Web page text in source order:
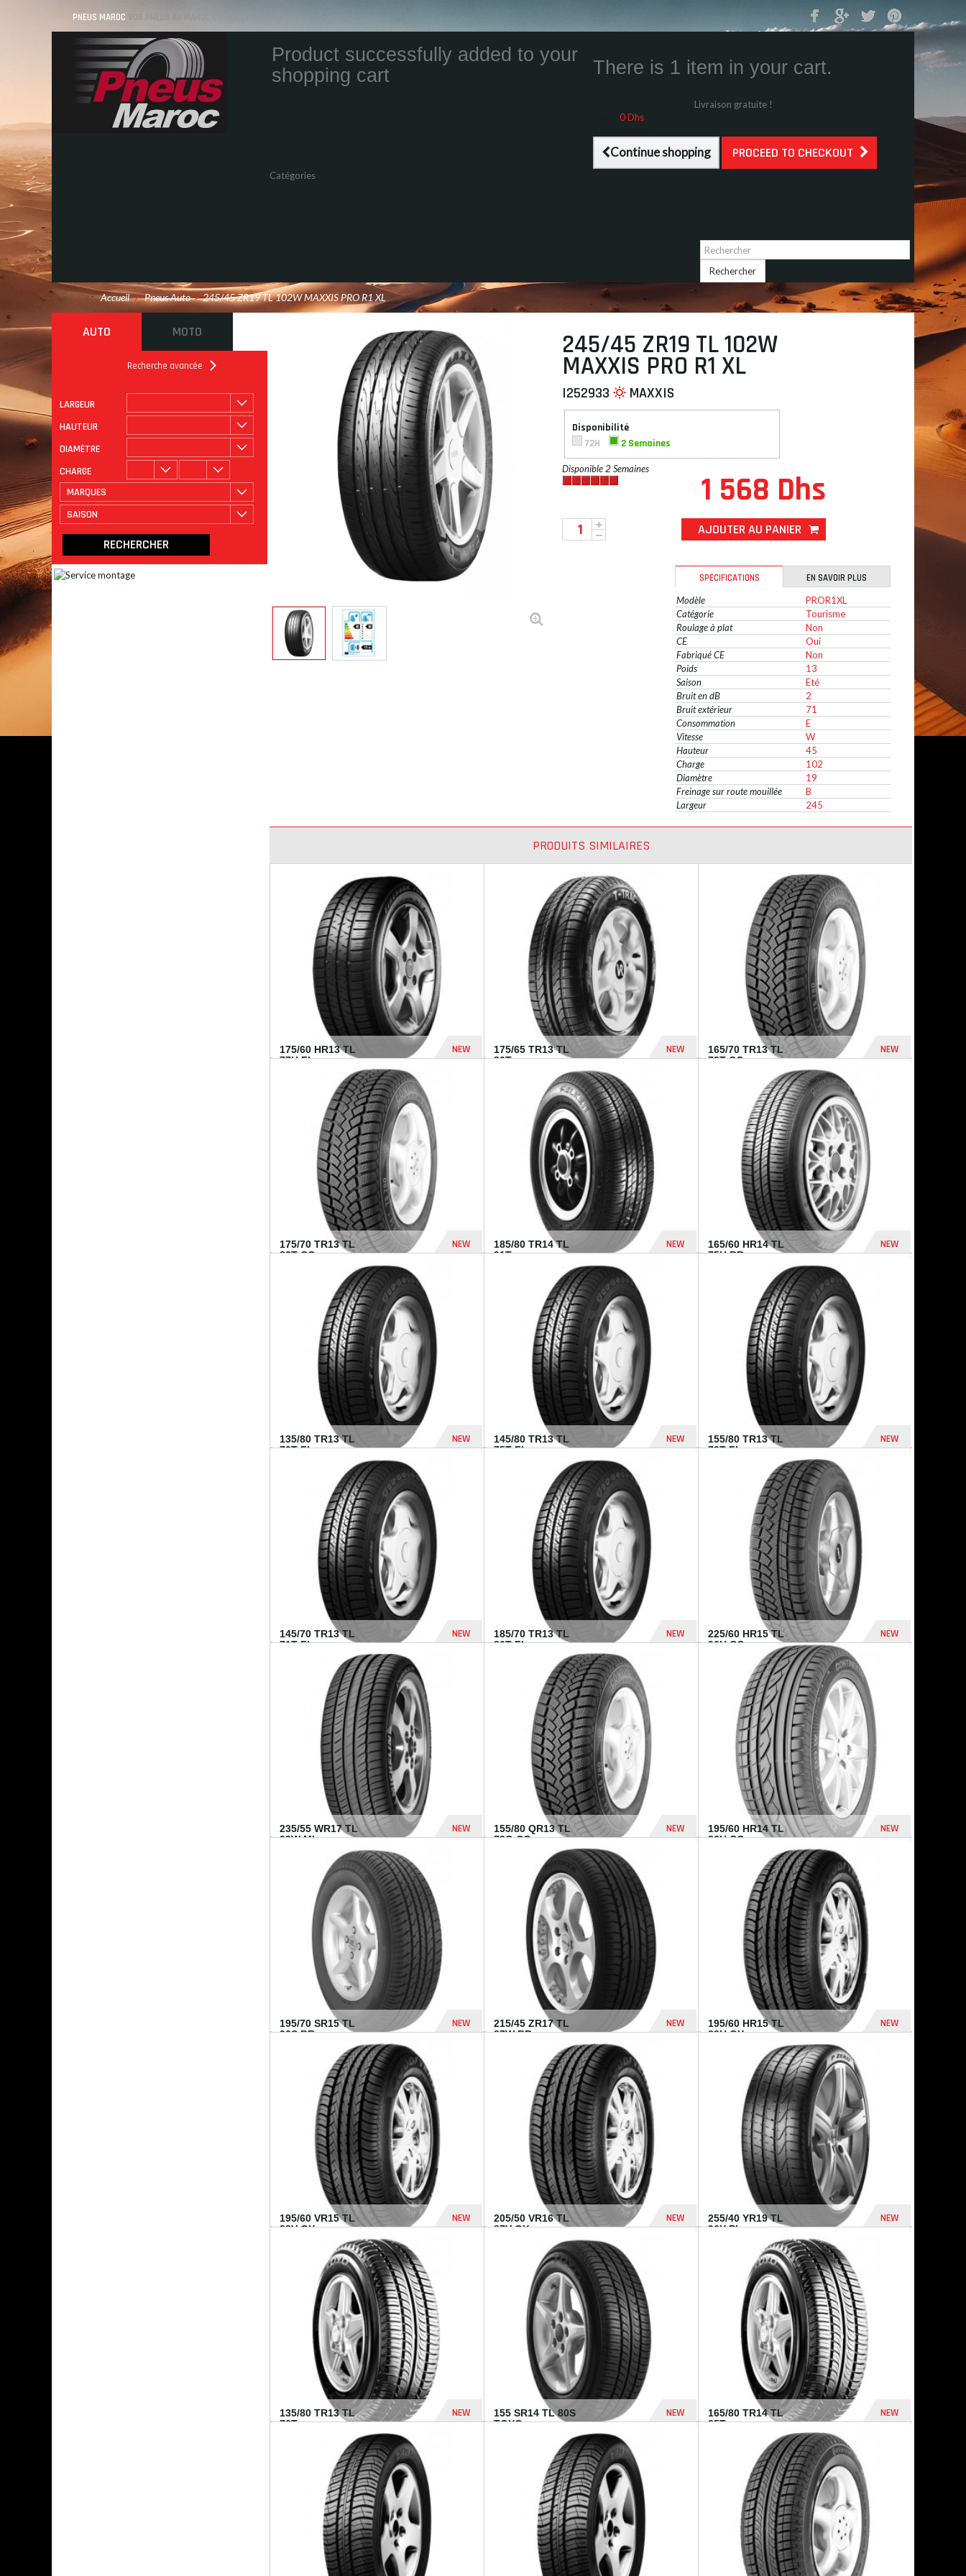
PNEUS MAROC VOS PNEUS AU MAROC LIVRÉS ET MONTÉS
Product successfully added to your
shopping cart
There is 1 item in your cart.
Livraison gratuite !
0 Dhs
Continue shopping PROCEED TO CHECKOUT
Catégories
Rechercher
Accueil / Pneus Auto > 245/45 ZR19 TL 102W MAXXIS PRO R1 XL
AUTO MOTO
Recherche avancée
LARGEUR
HAUTEUR
DIAMÈTRE
CHARGE
MARQUES
SAISON
ROULAGE À PLAT
245/45 ZR19 TL 102W
MAXXIS PRO R1 XL
I252933 MAXXIS
Disponibilité
72H
2 Semaines
Disponible 2 Semaines
1 568 Dhs
AJOUTER AU PANIER
SPÉCIFICATIONS
EN SAVOIR PLUS
Modèle
PROR1XL
Catégorie
Tourisme
Roulage à plat
Non
CE
Oui
Fabriqué CE
Non
Poids
13
Saison
Eté
Bruit en dB
2
Bruit extérieur
71
Consommation
E
Vitesse
W
Hauteur
45
Charge
102
Diamètre
19
Freinage sur route mouillée
B
Largeur
245
PRODUITS SIMILAIRES
175/60 HR13 TL
77H FI...
NEW
394 Dhs
175/65 TR13 TL
80T...
NEW
165/70 TR13 TL
79T CO...
NEW
364 Dhs
175/70 TR13 TL
82T CO...
NEW
185/80 TR14 TL
91T...
NEW
448 Dhs
165/60 HR14 TL
75H BR...
NEW
135/80 TR13 TL
70T FI...
NEW
145/80 TR13 TL
75T FI...
NEW
155/80 TR13 TL
79T FI...
NEW
145/70 TR13 TL
71T FI...
NEW
185/70 TR13 TL
86T FI...
NEW
432 Dhs
225/60 HR15 TL
96H CO...
NEW
1 040 Dhs
235/55 WR17 TL
99W MI...
NEW
1 182 Dhs
155/80 QR13 TL
79Q CO...
NEW
195/60 HR14 TL
86H CO...
NEW
790 Dhs
195/70 SR15 TL
92S BR...
NEW
837 Dhs
215/45 ZR17 TL
87W BR...
NEW
955 Dhs
195/60 HR15 TL
88H GY...
NEW
195/60 VR15 TL
88V GY...
NEW
205/50 VR16 TL
87V GY...
NEW
255/40 YR19 TL
96Y PI...
NEW
1 771 Dhs
135/80 TR13 TL
70T...
NEW
155 SR14 TL 80S
TOYO...
NEW
165/80 TR14 TL
85T...
NEW
458 Dhs